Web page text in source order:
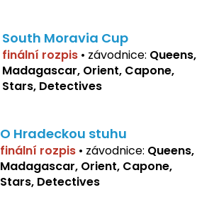
South Moravia Cup
finální rozpis • závodnice: Queens,
Madagascar, Orient, Capone,
Stars, Detectives
O Hradeckou stuhu
finální rozpis • závodnice: Queens,
Madagascar, Orient, Capone,
Stars, Detectives